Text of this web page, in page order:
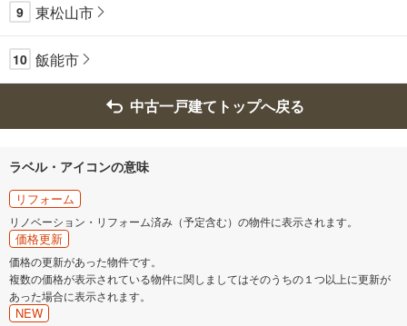
9 東松山市
10 飯能市
中古一戸建てトップへ戻る
ラベル・アイコンの意味
リフォーム
リノベーション・リフォーム済み（予定含む）の物件に表示されます。
価格更新
価格の更新があった物件です。
複数の価格が表示されている物件に関しましてはそのうちの１つ以上に更新が
あった場合に表示されます。
NEW